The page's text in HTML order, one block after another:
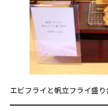
エビフライと帆立フライ盛